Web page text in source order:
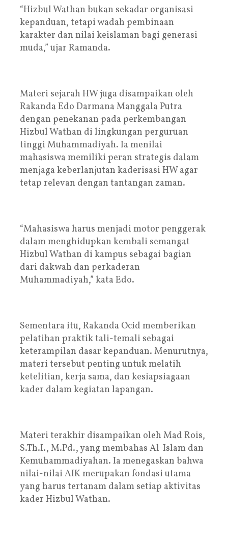
“Hizbul Wathan bukan sekadar organisasi
kepanduan, tetapi wadah pembinaan
karakter dan nilai keislaman bagi generasi
muda,” ujar Ramanda.
Materi sejarah HW juga disampaikan oleh
Rakanda Edo Darmana Manggala Putra
dengan penekanan pada perkembangan
Hizbul Wathan di lingkungan perguruan
tinggi Muhammadiyah. Ia menilai
mahasiswa memiliki peran strategis dalam
menjaga keberlanjutan kaderisasi HW agar
tetap relevan dengan tantangan zaman.
“Mahasiswa harus menjadi motor penggerak
dalam menghidupkan kembali semangat
Hizbul Wathan di kampus sebagai bagian
dari dakwah dan perkaderan
Muhammadiyah,” kata Edo.
Sementara itu, Rakanda Ocid memberikan
pelatihan praktik tali-temali sebagai
keterampilan dasar kepanduan. Menurutnya,
materi tersebut penting untuk melatih
ketelitian, kerja sama, dan kesiapsiagaan
kader dalam kegiatan lapangan.
Materi terakhir disampaikan oleh Mad Rois,
S.Th.I., M.Pd., yang membahas Al-Islam dan
Kemuhammadiyahan. Ia menegaskan bahwa
nilai-nilai AIK merupakan fondasi utama
yang harus tertanam dalam setiap aktivitas
kader Hizbul Wathan.